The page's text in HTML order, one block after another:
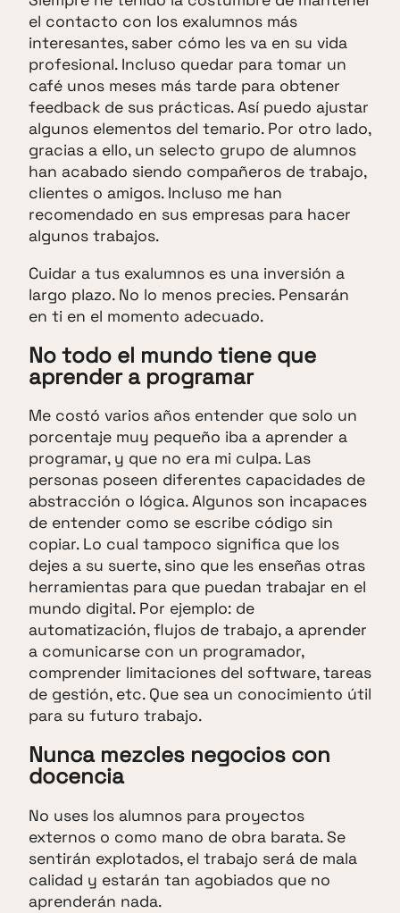
el contacto con los exalumnos más
interesantes, saber cómo les va en su vida
profesional. Incluso quedar para tomar un
café unos meses más tarde para obtener
feedback de sus prácticas. Así puedo ajustar
algunos elementos del temario. Por otro lado,
gracias a ello, un selecto grupo de alumnos
han acabado siendo compañeros de trabajo,
clientes o amigos. Incluso me han
recomendado en sus empresas para hacer
algunos trabajos.
Cuidar a tus exalumnos es una inversión a
largo plazo. No lo menos precies. Pensarán
en ti en el momento adecuado.
No todo el mundo tiene que
aprender a programar
Me costó varios años entender que solo un
porcentaje muy pequeño iba a aprender a
programar, y que no era mi culpa. Las
personas poseen diferentes capacidades de
abstracción o lógica. Algunos son incapaces
de entender como se escribe código sin
copiar. Lo cual tampoco significa que los
dejes a su suerte, sino que les enseñas otras
herramientas para que puedan trabajar en el
mundo digital. Por ejemplo: de
automatización, flujos de trabajo, a aprender
a comunicarse con un programador,
comprender limitaciones del software, tareas
de gestión, etc. Que sea un conocimiento útil
para su futuro trabajo.
Nunca mezcles negocios con
docencia
No uses los alumnos para proyectos
externos o como mano de obra barata. Se
sentirán explotados, el trabajo será de mala
calidad y estarán tan agobiados que no
aprenderán nada.